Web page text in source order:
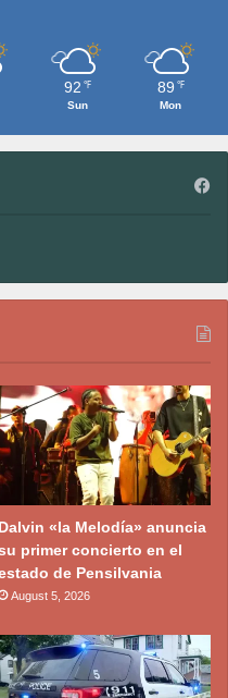
92 ℉
Sun
89 ℉
Mon
Dalvin «la Melodía» anuncia
primer concierto en el
de Pensilvania
August 5, 2026